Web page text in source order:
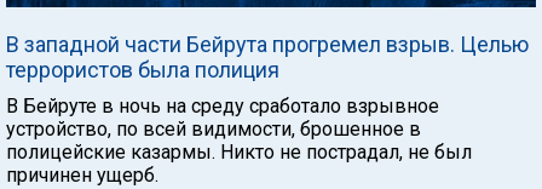
В западной части Бейрута прогремел взрыв. Целью
террористов была полиция
В Бейруте в ночь на среду сработало взрывное
устройство, по всей видимости, брошенное в
полицейские казармы. Никто не пострадал, не был
причинен ущерб.